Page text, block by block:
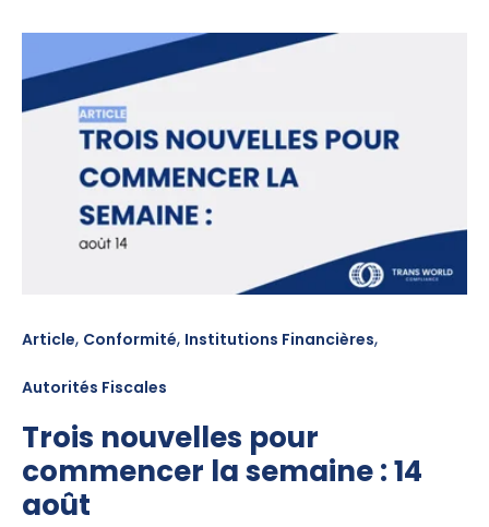
Article, Conformité, Institutions Financières,
Autorités Fiscales
Trois nouvelles pour
commencer la semaine : 14
août